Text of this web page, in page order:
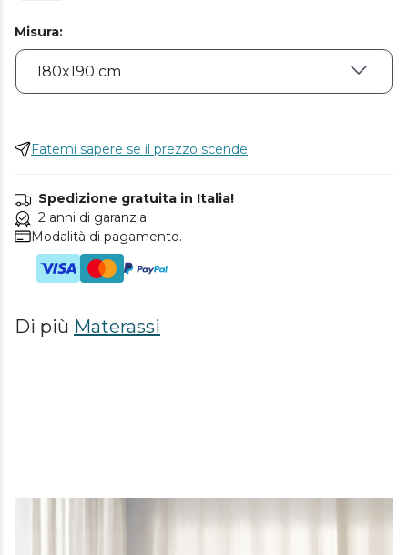
Misura:
Fatemi sapere se il prezzo scende
Spedizione gratuita in Italia!
2 anni di garanzia
Modalità di pagamento.
Di più Materassi